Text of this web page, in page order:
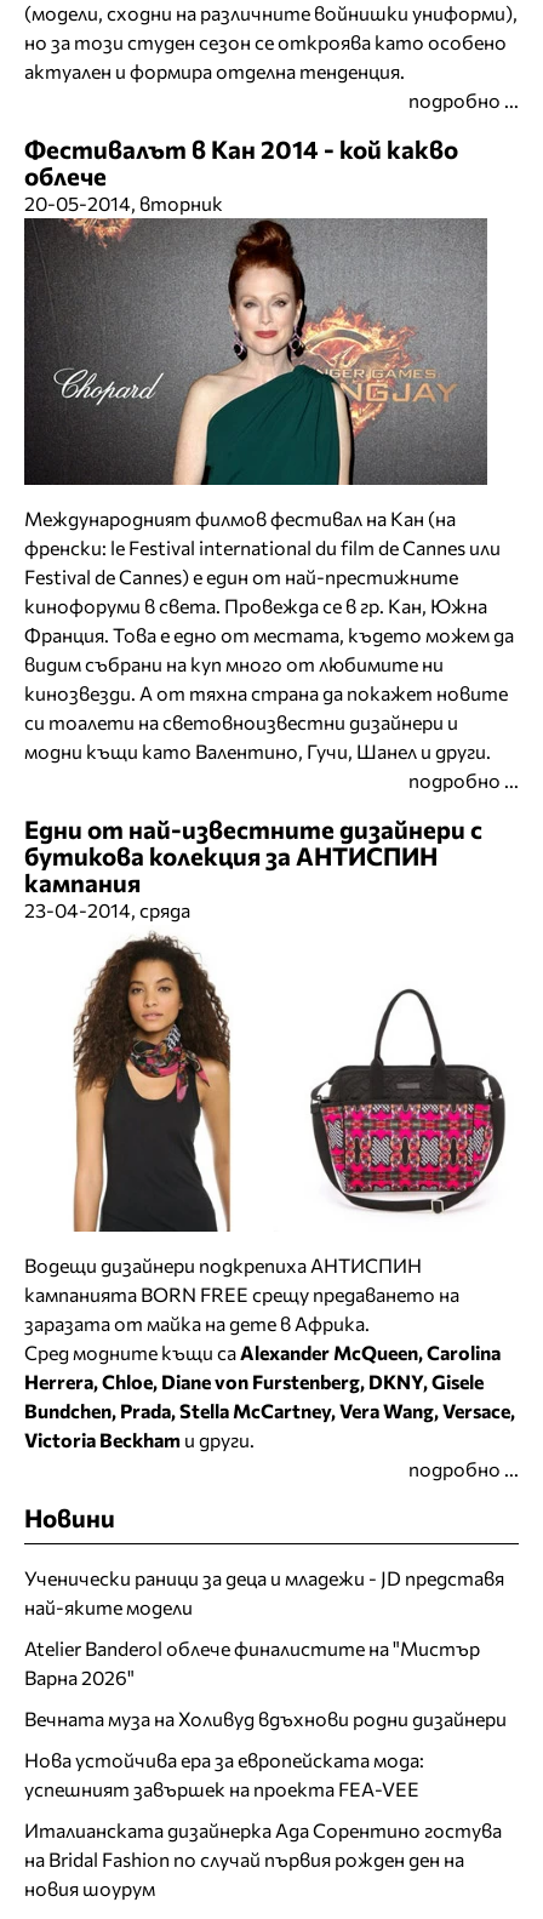
(модели, сходни на различните войнишки униформи),
но за този студен сезон се откроява като особено
актуален и формира отделна тенденция.
подробно ...
Фестивалът в Кан 2014 - кой какво
облече
20-05-2014, вторник
Международният филмов фестивал на Кан (на
френски: le Festival international du film de Cannes или
Festival de Cannes) е един от най-престижните
кинофоруми в света. Провежда се в гр. Кан, Южна
Франция. Това е едно от местата, където можем да
видим събрани на куп много от любимите ни
кинозвезди. А от тяхна страна да покажет новите
си тоалети на световноизвестни дизайнери и
модни къщи като Валентино, Гучи, Шанел и други.
подробно ...
Едни от най-известните дизайнери с
бутикова колекция за АНТИСПИН
кампания
23-04-2014, сряда
Водещи дизайнери подкрепиха АНТИСПИН
кампанията BORN FREE срещу предаването на
заразата от майка на дете в Африка.
Сред модните къщи са Alexander McQueen, Carolina
Herrera, Chloe, Diane von Furstenberg, DKNY, Gisele
Bundchen, Prada, Stella McCartney, Vera Wang, Versace,
Victoria Beckham и други.
подробно ...
Новини
Ученически раници за деца и младежи - JD представя
най-яките модели
Atelier Banderol облече финалистите на "Мистър
Варна 2026"
Вечната муза на Холивуд вдъхнови родни дизайнери
Нова устойчива ера за европейската мода:
успешният завършек на проекта FEA-VEE
Италианската дизайнерка Ада Сорентино гостува
на Bridal Fashion по случай първия рожден ден на
новия шоурум